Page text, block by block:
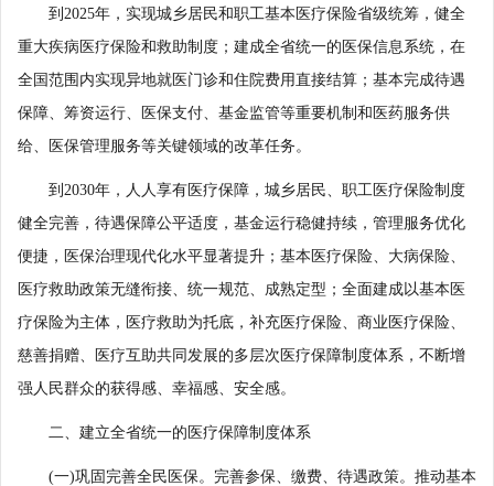
到2025年，实现城乡居民和职工基本医疗保险省级统筹，健全
重大疾病医疗保险和救助制度；建成全省统一的医保信息系统，在
全国范围内实现异地就医门诊和住院费用直接结算；基本完成待遇
保障、筹资运行、医保支付、基金监管等重要机制和医药服务供
给、医保管理服务等关键领域的改革任务。
到2030年，人人享有医疗保障，城乡居民、职工医疗保险制度
健全完善，待遇保障公平适度，基金运行稳健持续，管理服务优化
便捷，医保治理现代化水平显著提升；基本医疗保险、大病保险、
医疗救助政策无缝衔接、统一规范、成熟定型；全面建成以基本医
疗保险为主体，医疗救助为托底，补充医疗保险、商业医疗保险、
慈善捐赠、医疗互助共同发展的多层次医疗保障制度体系，不断增
强人民群众的获得感、幸福感、安全感。
二、建立全省统一的医疗保障制度体系
(一)巩固完善全民医保。完善参保、缴费、待遇政策。推动基本